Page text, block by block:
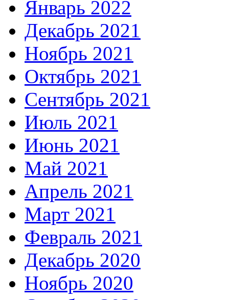
Январь 2022
Декабрь 2021
Ноябрь 2021
Октябрь 2021
Сентябрь 2021
Июль 2021
Июнь 2021
Май 2021
Апрель 2021
Март 2021
Февраль 2021
Декабрь 2020
Ноябрь 2020